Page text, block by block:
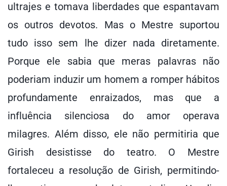
ultrajes e tomava liberdades que espantavam
os outros devotos. Mas o Mestre suportou
tudo isso sem lhe dizer nada diretamente.
Porque ele sabia que meras palavras não
poderiam induzir um homem a romper hábitos
profundamente enraizados, mas que a
influência silenciosa do amor operava
milagres. Além disso, ele não permitiria que
Girish desistisse do teatro. O Mestre
fortaleceu a resolução de Girish, permitindo-